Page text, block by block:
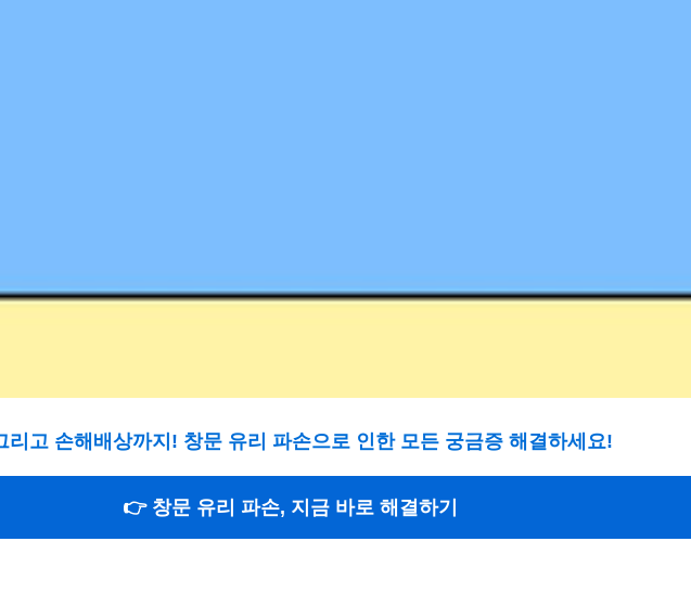
고 손해배상까지! 창문 유리 파손으로 인한 모든 궁금증 해결하세요!
👉 창문 유리 파손, 지금 바로 해결하기